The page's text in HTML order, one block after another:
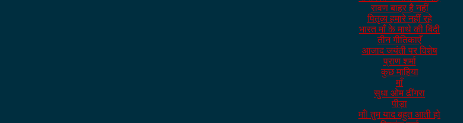
रावण बाहर है नहीं
पितृव्य हमारे नहीं रहे
भारत माँ के माथे की बिंदी
तीन गीतिकाएँ
आजाद जयंती पर विशेष
प्राण शर्मा
कुछ माहिया
माँ
सुधा ओम ढींगरा
पीड़ा
माँ! तुम याद बहुत आती हो